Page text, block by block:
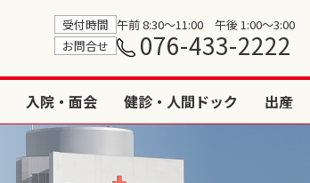
受付時間 午前 8:30〜11:00 午後 1:00〜3:00
お問合せ
076-433-2222
入院・面会 健診・人間ドック 出産